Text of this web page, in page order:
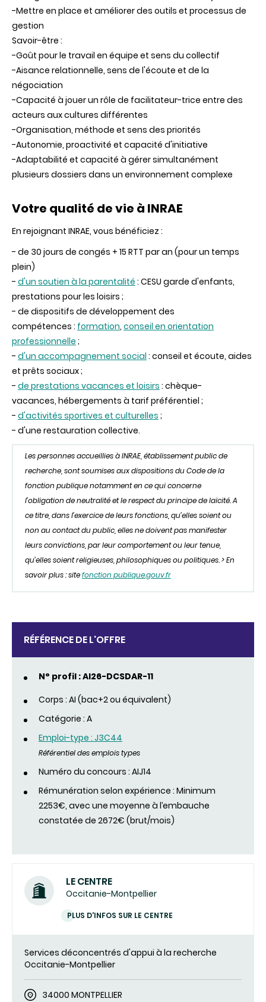
-Mettre en place et améliorer des outils et processus de
gestion
Savoir-être :
-Goût pour le travail en équipe et sens du collectif
-Aisance relationnelle, sens de l'écoute et de la
négociation
-Capacité à jouer un rôle de facilitateur-trice entre des
acteurs aux cultures différentes
-Organisation, méthode et sens des priorités
-Autonomie, proactivité et capacité d'initiative
-Adaptabilité et capacité à gérer simultanément
plusieurs dossiers dans un environnement complexe
Votre qualité de vie à INRAE
En rejoignant INRAE, vous bénéficiez :
- de 30 jours de congés + 15 RTT par an (pour un temps
plein)
- d'un soutien à la parentalité : CESU garde d'enfants,
prestations pour les loisirs ;
- de dispositifs de développement des
compétences : formation, conseil en orientation
professionnelle ;
- d'un accompagnement social : conseil et écoute, aides
et prêts sociaux ;
- de prestations vacances et loisirs : chèque-
vacances, hébergements à tarif préférentiel ;
- d'activités sportives et culturelles ;
- d'une restauration collective.
Les personnes accueillies à INRAE, établissement public de
recherche, sont soumises aux dispositions du Code de la
fonction publique notamment en ce qui concerne
l’obligation de neutralité et le respect du principe de laïcité. A
ce titre, dans l’exercice de leurs fonctions, qu’elles soient ou
non au contact du public, elles ne doivent pas manifester
leurs convictions, par leur comportement ou leur tenue,
qu’elles soient religieuses, philosophiques ou politiques. > En
savoir plus : sitefonction publique.gouv.fr
RÉFÉRENCE DE L'OFFRE
N° profil : AI26-DCSDAR-11
Corps : AI (bac+2 ou équivalent)
Catégorie : A
Emploi-type : J3C44
Référentiel des emplois types
Numéro du concours : AIJ14
Rémunération selon expérience : Minimum
2253€, avec une moyenne à l’embauche
constatée de 2672€ (brut/mois)
LE CENTRE
Occitanie-Montpellier
PLUS D'INFOS SUR LE CENTRE
Services déconcentrés d'appui à la recherche
Occitanie-Montpellier
34000 MONTPELLIER